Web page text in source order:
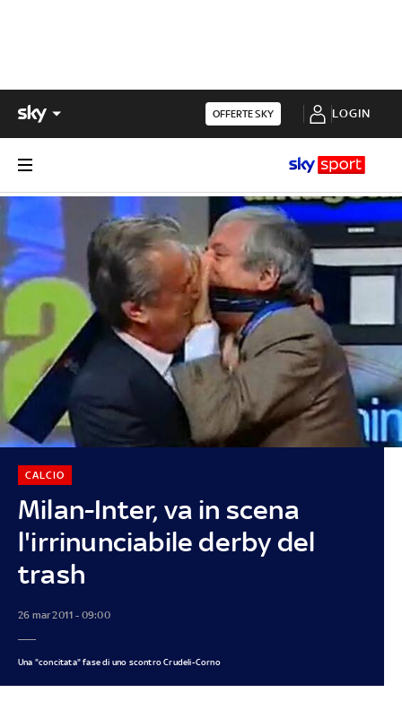
OFFERTE SKY LOGIN
Milan-Inter, va in scena
l'irrinunciabile derby del
trash
CALCIO
26 mar 2011 - 09:00
Una "concitata" fase di uno scontro Crudeli-Corno